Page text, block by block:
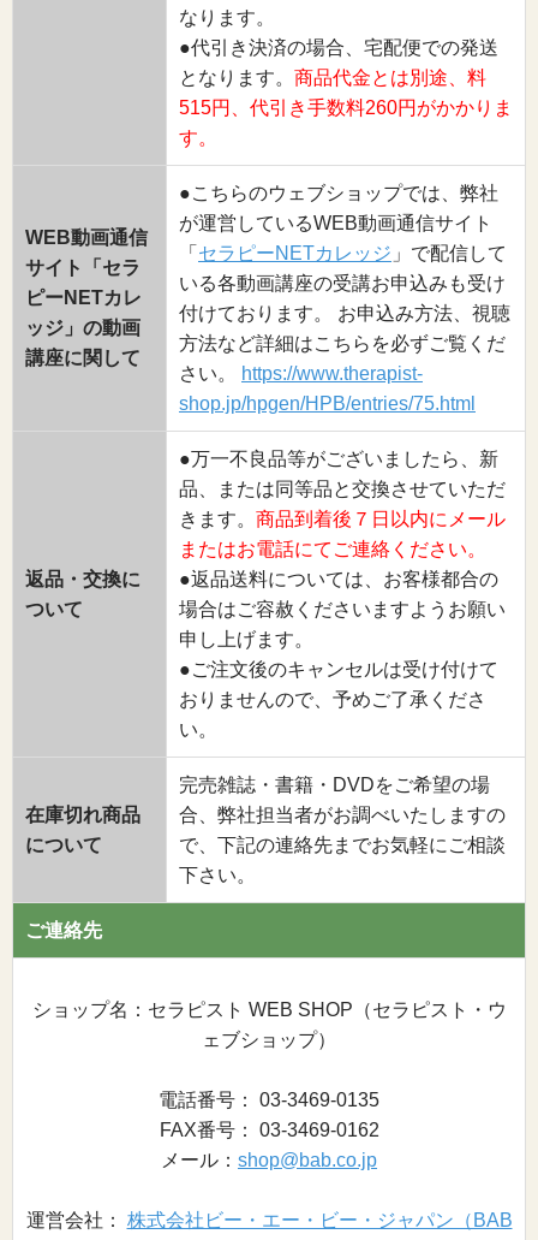
なります。
●代引き決済の場合、宅配便での発送
となります。 商品代金とは別途、料
515円、代引き手数料260円がかかりま
す。
WEB動画通信
サイト「セラ
ピーNETカレ
ッジ」の動画
講座に関して
●こちらのウェブショップでは、弊社
が運営しているWEB動画通信サイト
「 セラピーNETカレッジ 」で配信して
いる各動画講座の受講お申込みも受け
付けております。 お申込み方法、視聴
方法など詳細はこちらを必ずご覧くだ
さい。
https://www.therapist-
shop.jp/hpgen/HPB/entries/75.html
返品・交換に
ついて
●万一不良品等がございましたら、新
品、または同等品と交換させていただ
きます。 商品到着後７日以内にメール
またはお電話にてご連絡ください。
●返品送料については、お客様都合の
場合はご容赦くださいますようお願い
申し上げます。
●ご注文後のキャンセルは受け付けて
おりませんので、予めご了承くださ
い。
在庫切れ商品
について
完売雑誌・書籍・DVDをご希望の場
合、弊社担当者がお調べいたしますの
で、下記の連絡先までお気軽にご相談
下さい。
ご連絡先
ショップ名：セラピスト WEB SHOP（セラピスト・ウ
ェブショップ）
電話番号： 03-3469-0135
FAX番号： 03-3469-0162
メール： shop@bab.co.jp
運営会社： 株式会社ビー・エー・ビー・ジャパン（BAB